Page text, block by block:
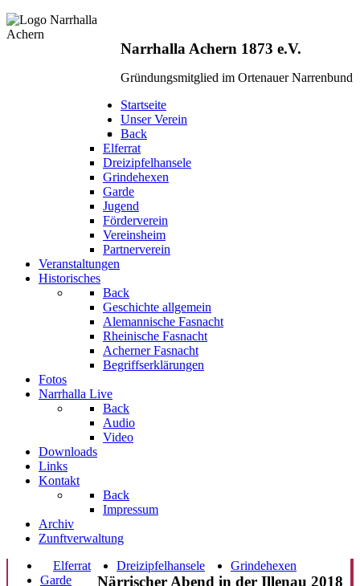
Narrhalla Achern 1873 e.V.
Gründungsmitglied im Ortenauer Narrenbund
Startseite
Unser Verein
Back
Elferrat
Dreizipfelhansele
Grindehexen
Garde
Jugend
Förderverein
Vereinsheim
Partnerverein
Veranstaltungen
Historisches
Back
Geschichte allgemein
Alemannische Fasnacht
Rheinische Fasnacht
Acherner Fasnacht
Begriffserklärungen
Fotos
Narrhalla Live
Back
Audio
Video
Downloads
Links
Kontakt
Back
Impressum
Archiv
Zunftverwaltung
Elferrat
Dreizipfelhansele
Grindehexen
Garde
Närrischer Abend in der Illenau 2018